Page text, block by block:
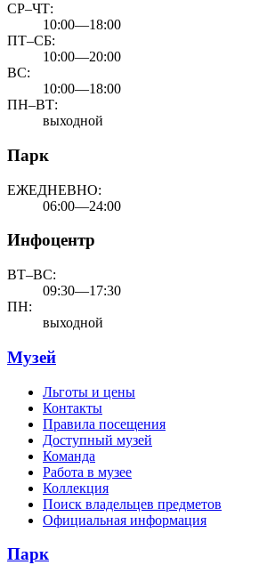
СР–ЧТ:
10:00—18:00
ПТ–СБ:
10:00—20:00
ВС:
10:00—18:00
ПН–ВТ:
выходной
Парк
ЕЖЕДНЕВНО:
06:00—24:00
Инфоцентр
ВТ–ВС:
09:30—17:30
ПН:
выходной
Музей
Льготы и цены
Контакты
Правила посещения
Доступный музей
Команда
Работа в музее
Коллекция
Поиск владельцев предметов
Официальная информация
Парк